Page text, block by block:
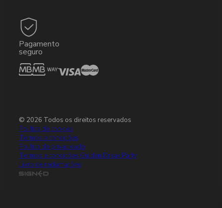
Pagamento
seguro
© 2026 Todos os direitos reservados
Política de cookies
Termos e condições
Política de privacidade
Termos e condições Gulden Draak Party
Livro de reclamações